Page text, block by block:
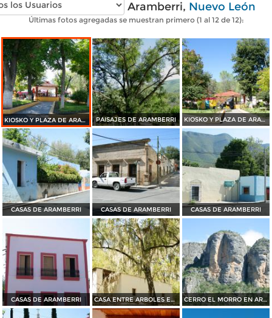
Fotos modernas de Aramberri, Nuevo León
Últimas fotos agregadas se muestran primero (1 al 12 de 12):
KIOSKO Y PLAZA DE ARAMBERRI PAISAJES DE ARAMBERRI KIOSKO Y PLAZA DE ARAMBERRI
CASAS DE ARAMBERRI CASAS DE ARAMBERRI CASAS DE ARAMBERRI
CASAS DE ARAMBERRI CASA ENTRE ARBOLES EN ARAMBERRI CERRO EL MORRO EN ARAMBERRI